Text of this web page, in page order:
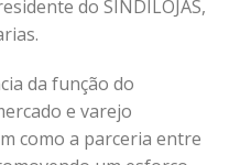
do SINDILOJAS,
da função do
e varejo
como a parceria entre